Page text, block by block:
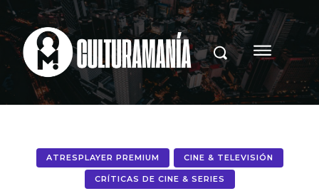
ATRESPLAYER PREMIUM CINE & TELEVISIÓN
CRÍTICAS DE CINE & SERIES